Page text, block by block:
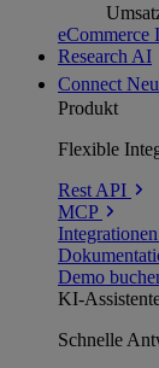
eCommerce
Research AI
Connect Neu
Produkt
Flexible
Rest API
MCP
Integrationen
Demo
KI-
Schnelle